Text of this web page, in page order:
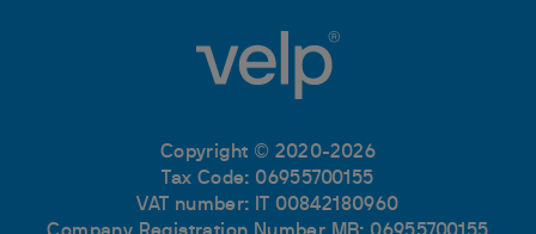
Copyright © 2020-2026
Tax Code: 06955700155
VAT number: IT 00842180960